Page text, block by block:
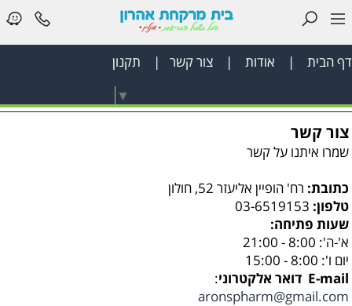
דף הבית | אודות | צור קשר | תקנון
▼
דף
בריאות
והשיניים
לאישה
ציוד
רפואי
צור קשר
שמרו איתנו על קשר
כתובת: רח' הופיין אליעזר 52, חולון
טלפון:
שעות פתיחה:
א'-ה': 8:00 - 21:00
יום ו': 8:00 - 15:00
E-mail דואר אלקטרוני
:
aronspharm@gmail.com